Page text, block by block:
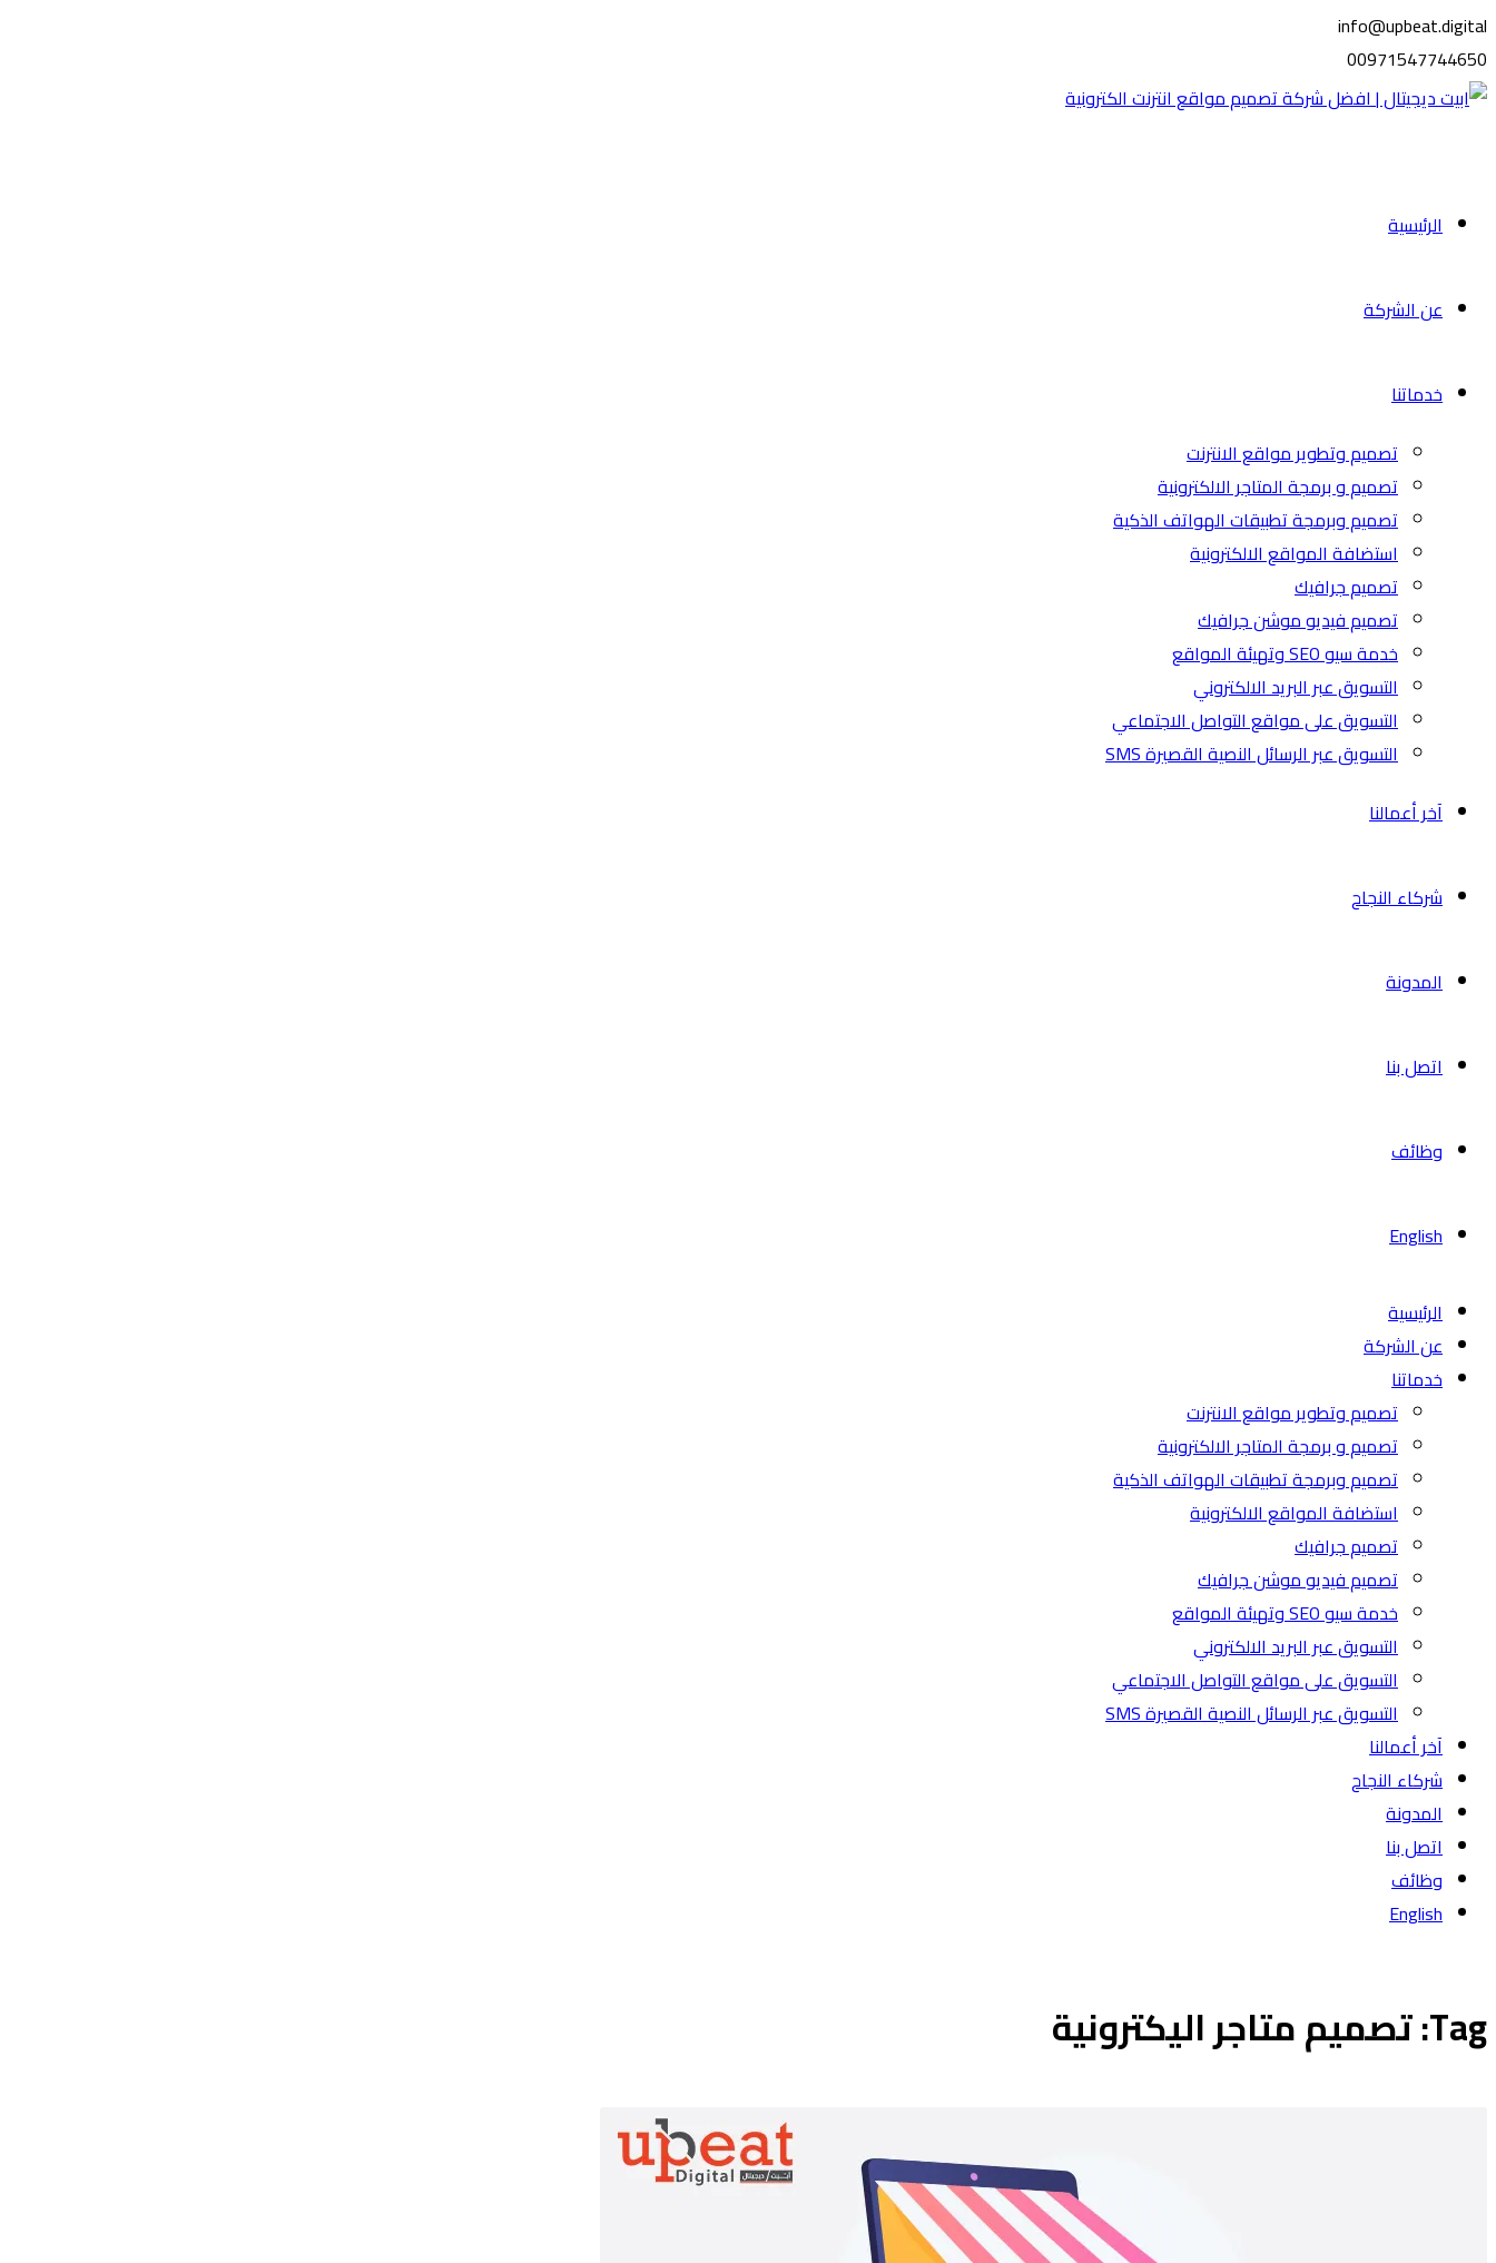
info@upbeat.digital
00971547744650
الرئيسية
عن الشركة
خدماتنا
تصميم وتطوير مواقع الانترنت
تصميم و برمجة المتاجر الالكترونية
تصميم وبرمجة تطبيقات الهواتف الذكية
استضافة المواقع الالكترونية
تصميم جرافيك
تصميم فيديو موشن جرافيك
خدمة سيو SEO وتهيئة المواقع
التسويق عبر البريد الالكتروني
التسويق على مواقع التواصل الاجتماعي
التسويق عبر الرسائل النصية القصيرة SMS
آخر أعمالنا
شركاء النجاح
المدونة
اتصل بنا
وظائف
English
الرئيسية
عن الشركة
خدماتنا
تصميم وتطوير مواقع الانترنت
تصميم و برمجة المتاجر الالكترونية
تصميم وبرمجة تطبيقات الهواتف الذكية
استضافة المواقع الالكترونية
تصميم جرافيك
تصميم فيديو موشن جرافيك
خدمة سيو SEO وتهيئة المواقع
التسويق عبر البريد الالكتروني
التسويق على مواقع التواصل الاجتماعي
التسويق عبر الرسائل النصية القصيرة SMS
آخر أعمالنا
شركاء النجاح
المدونة
اتصل بنا
وظائف
English
Tag: تصميم متاجر اليكترونية